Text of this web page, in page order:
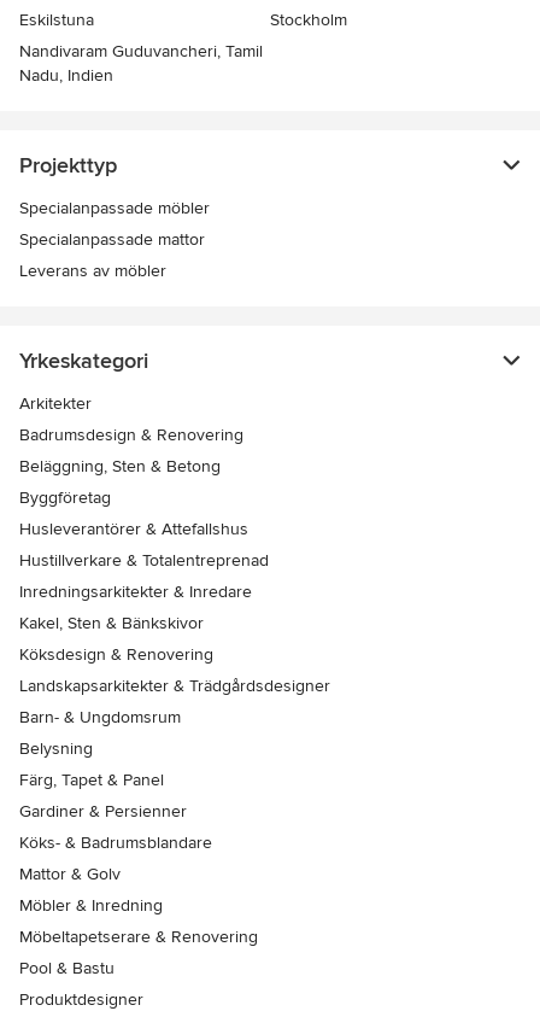
Eskilstuna
Stockholm
Nandivaram Guduvancheri, Tamil
Nadu, Indien
Projekttyp
Specialanpassade möbler
Specialanpassade mattor
Leverans av möbler
Yrkeskategori
Arkitekter
Badrumsdesign & Renovering
Beläggning, Sten & Betong
Byggföretag
Husleverantörer & Attefallshus
Hustillverkare & Totalentreprenad
Inredningsarkitekter & Inredare
Kakel, Sten & Bänkskivor
Köksdesign & Renovering
Landskapsarkitekter & Trädgårdsdesigner
Barn- & Ungdomsrum
Belysning
Färg, Tapet & Panel
Gardiner & Persienner
Köks- & Badrumsblandare
Mattor & Golv
Möbler & Inredning
Möbeltapetserare & Renovering
Pool & Bastu
Produktdesigner